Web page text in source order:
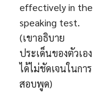
effectively in the
speaking test.
(เขาอธิบาย
ประเด็นของตัวเอง
ได้ไม่ชัดเจนในการ
สอบพูด)